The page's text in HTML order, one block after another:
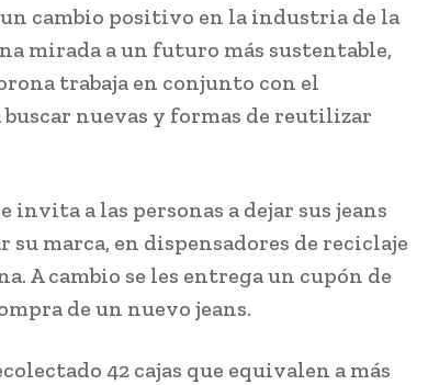
cambio positivo en la industria de la
mirada a un futuro más sustentable,
trabaja en conjunto con el
buscar nuevas y formas de reutilizar
a las personas a dejar sus jeans
marca, en dispensadores de reciclaje
A cambio se les entrega un cupón de
de un nuevo jeans.
42 cajas que equivalen a más